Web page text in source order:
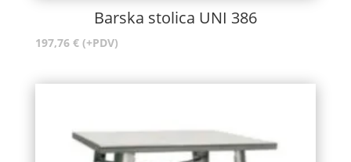
Barska stolica UNI 386
197,76 € (+PDV)